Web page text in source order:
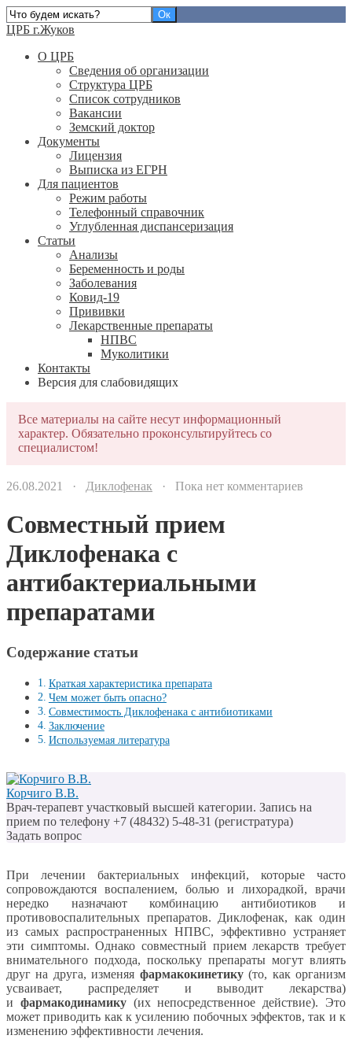
ЦРБ г.Жуков
О ЦРБ
Сведения об организации
Структура ЦРБ
Список сотрудников
Вакансии
Земский доктор
Документы
Лицензия
Выписка из ЕГРН
Для пациентов
Режим работы
Телефонный справочник
Углубленная диспансеризация
Статьи
Анализы
Беременность и роды
Заболевания
Ковид-19
Прививки
Лекарственные препараты
НПВС
Муколитики
Контакты
Версия для слабовидящих
Все материалы на сайте несут информационный
характер. Обязательно проконсультируйтесь со
специалистом!
26.08.2021 · Диклофенак · Пока нет комментариев
Совместный прием
Диклофенака с
антибактериальными
препаратами
Содержание статьи
Краткая характеристика препарата
Чем может быть опасно?
Совместимость Диклофенака с антибиотиками
Заключение
Используемая литература
Корчиго В.В.
Врач-терапевт участковый высшей категории. Запись на
прием по телефону +7 (48432) 5-48-31 (регистратура)
Задать вопрос
При лечении бактериальных инфекций, которые часто
сопровождаются воспалением, болью и лихорадкой, врачи
нередко назначают комбинацию антибиотиков и
противовоспалительных препаратов. Диклофенак, как один
из самых распространенных НПВС, эффективно устраняет
эти симптомы. Однако совместный прием лекарств требует
внимательного подхода, поскольку препараты могут влиять
друг на друга, изменяя фармакокинетику(то, как организм
усваивает, распределяет и выводит лекарства)
и фармакодинамику(их непосредственное действие). Это
может приводить как к усилению побочных эффектов, так и к
изменению эффективности лечения.